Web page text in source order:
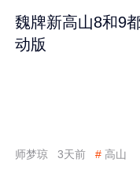
魏牌新高山8和9
动版
师梦琼 3天前 # 高山